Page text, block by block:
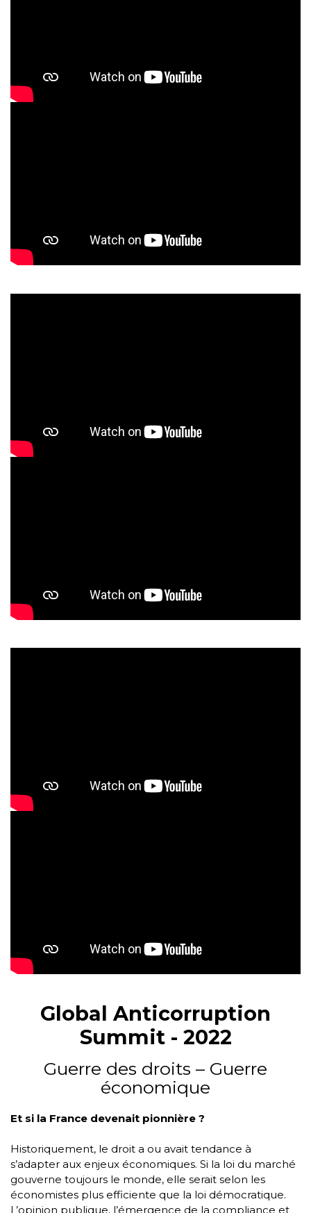
Global Anticorruption
Summit - 2022
Guerre des droits – Guerre
économique
Et si la France devenait pionnière ?
Historiquement, le droit a ou avait tendance à
s’adapter aux enjeux économiques. Si la loi du marché
gouverne toujours le monde, elle serait selon les
économistes plus efficiente que la loi démocratique.
L’opinion publique, l’émergence de la compliance et